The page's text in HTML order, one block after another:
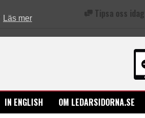
Läs mer Tipsa oss idag
IN ENGLISH OM LEDARSIDORNA.SE